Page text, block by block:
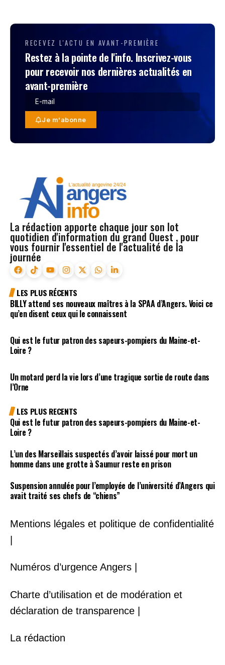
RECEVEZ L'ACTU EN AVANT-PREMIÈRE
Restez à la pointe de l'info. Inscrivez-vous
pour recevoir nos dernières actualités en
avant-première
Je m'abonne
La rédaction apporte chaque jour son lot
quotidien d'information du grand Ouest , pour
vous fournir l'essentiel de l'actualité de la
journée
LES PLUS RÉCENTS
BILLY attend ses nouveaux maîtres à la SPAA d’Angers. Voici ce
qu’en disent ceux qui le connaissent
Qui est le futur patron des sapeurs-pompiers du Maine-et-
Loire ?
Un motard perd la vie lors d’une tragique sortie de route dans
l’Orne
LES PLUS RECENTS
Qui est le futur patron des sapeurs-pompiers du Maine-et-
Loire ?
L’un des Marseillais suspectés d’avoir laissé pour mort un
homme dans une grotte à Saumur reste en prison
Suspension annulée pour l’employée de l’université d’Angers qui
avait traité ses chefs de “chiens”
Mentions légales et politique de confidentialité
|
Numéros d’urgence Angers |
Charte d’utilisation et de modération et
déclaration de transparence |
La rédaction